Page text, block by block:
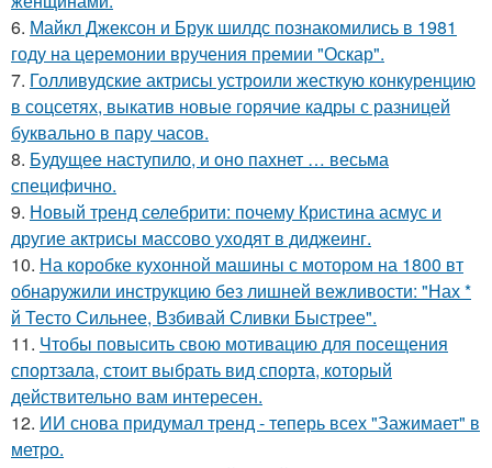
6. Майкл Джексон и Брук шилдс познакомились в 1981
году на церемонии вручения премии "Оскар".
7. Голливудские актрисы устроили жесткую конкуренцию
в соцсетях, выкатив новые горячие кадры с разницей
буквально в пару часов.
8. Будущее наступило, и оно пахнет … весьма
специфично.
9. Новый тренд селебрити: почему Кристина асмус и
другие актрисы массово уходят в диджеинг.
10. На коробке кухонной машины с мотором на 1800 вт
обнаружили инструкцию без лишней вежливости: "Нах *
й Тесто Сильнее, Взбивай Сливки Быстрее".
11. Чтобы повысить свою мотивацию для посещения
спортзала, стоит выбрать вид спорта, который
действительно вам интересен.
12. ИИ снова придумал тренд - теперь всех "Зажимает" в
метро.